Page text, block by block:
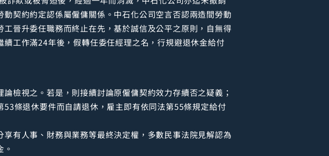
契約約定認係屬僱傭關係。中石化公司空言否認兩造間勞動
晉升委任職務而終止在先，基於誠信及公平之原則，自無得
工作滿24年後，假轉任委任經理之名，行規避退休金給付
檢視之。若是，則接續討論原僱傭契約效力存續否之疑義；
條退休要件而自請退休，雇主即有依同法第55條規定給付
有人事、財務與業務等最終決定權，多數民事法院見解認為